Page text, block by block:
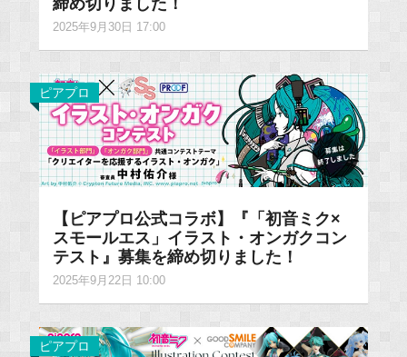
2025年9月30日 17:00
ピアプロ
【ピアプロ公式コラボ】『「初音ミク×
スモールエス」イラスト・オンガクコン
テスト』募集を締め切りました！
2025年9月22日 10:00
ピアプロ